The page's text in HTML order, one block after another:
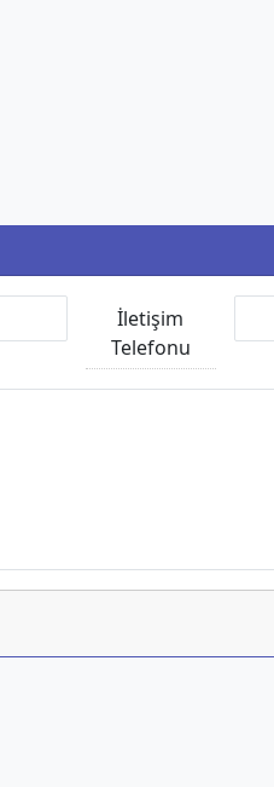
İletişim
Telefonu